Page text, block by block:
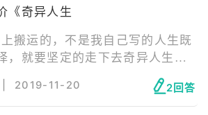
《奇异人生
搬运的，不是我自己写的人生既
，就要坚定的走下去奇异人生完
一只蓝色蝴蝶引发的一场蝴蝶效
之前看过蝴蝶效应的电影，回到
2019-11-20 2回答